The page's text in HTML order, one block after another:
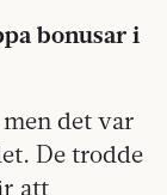
bonusar i
det var
De trodde
att